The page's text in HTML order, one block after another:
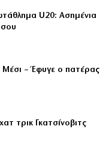
U20: Ασημένια
Μέσι – Έφυγε ο πατέρας
τρικ Γκατσίνοβιτς